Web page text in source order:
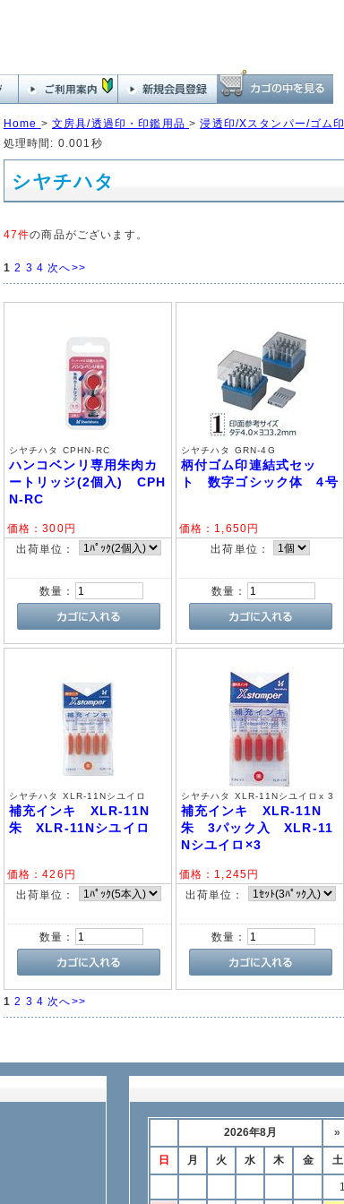
Home > 文房具/透過印・印鑑用品 >浸透印/Xスタンパー/ゴム印
処理時間: 0.001秒
シヤチハタ
47件の商品がございます。
1 2 3 4 次へ>>
シヤチハタ CPHN-RC
ハンコベンリ専用朱肉カ
ートリッジ(2個入) CPH
N-RC
価格：300円
出荷単位：
数量：
シヤチハタ GRN-4G
柄付ゴム印連結式セッ
ト 数字ゴシック体 4号
価格： 1,650円
出荷単位：
数量：
シヤチハタ XLR-11Nシユイロ
補充インキ XLR-11N
朱 XLR-11Nシユイロ
価格：426 円
出荷単位：
数量：
シヤチハタ XLR-11Nシユイロx 3
補充インキ XLR-11N
朱 3パック入 XLR-11
Nシユイロ×3
価格： 1,245円
出荷単位：
数量：
1 2 3 4 次へ>>